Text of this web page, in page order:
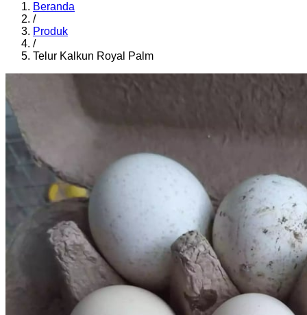
Beranda
/
Produk
/
Telur Kalkun Royal Palm